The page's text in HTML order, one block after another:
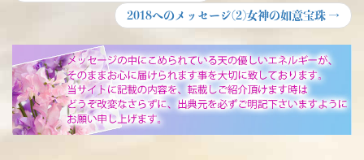
ナ
ビ
ゲ
ー
post:
Next
post:
2018へのメッセージ(2)女神の如意宝珠 →